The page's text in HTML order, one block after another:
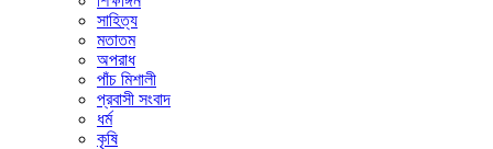
সাহিত্য
মতাতম
অপরাধ
পাঁচ মিশালী
প্রবাসী সংবাদ
ধর্ম
কৃষি